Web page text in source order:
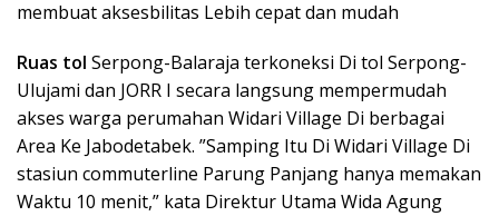
membuat aksesbilitas Lebih cepat dan mudah
Ruas tol Serpong-Balaraja terkoneksi Di tol Serpong-
Ulujami dan JORR I secara langsung mempermudah
akses warga perumahan Widari Village Di berbagai
Area Ke Jabodetabek. ”Samping Itu Di Widari Village Di
stasiun commuterline Parung Panjang hanya memakan
Waktu 10 menit,” kata Direktur Utama Wida Agung